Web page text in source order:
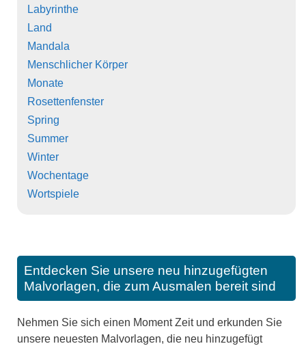
Labyrinthe
Land
Mandala
Menschlicher Körper
Monate
Rosettenfenster
Spring
Summer
Winter
Wochentage
Wortspiele
Entdecken Sie unsere neu hinzugefügten
Malvorlagen, die zum Ausmalen bereit sind
Nehmen Sie sich einen Moment Zeit und erkunden Sie
unsere neuesten Malvorlagen, die neu hinzugefügt